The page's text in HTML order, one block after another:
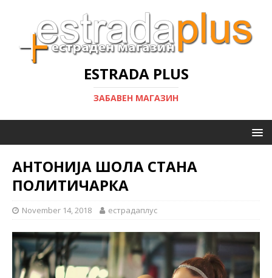
ESTRADA PLUS
ЗАБАВЕН МАГАЗИН
АНТОНИЈА ШОЛА СТАНА
ПОЛИТИЧАРКА
November 14, 2018 естрадаплус